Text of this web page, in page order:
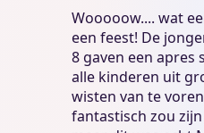
Wooooow.... wat
een feest! De
8 gaven een apres
alle kinderen uit
wisten van te
fantastisch zou